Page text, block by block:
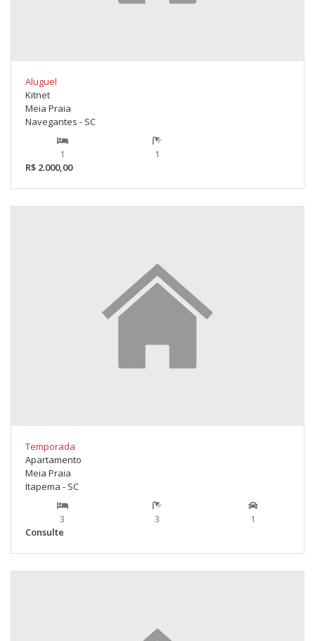
Aluguel
Kitnet
Meia Praia
Navegantes - SC
1
1
R$ 2.000,00
Temporada
Apartamento
Meia Praia
Itapema - SC
3 3
1
Consulte